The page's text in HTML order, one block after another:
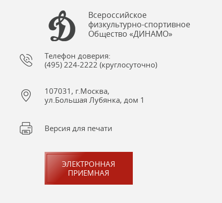
Всероссийское
физкультурно-спортивное
Общество «ДИНАМО»
Телефон доверия:
(495) 224-2222 (круглосуточно)
107031, г.Москва,
ул.Большая Лубянка, дом 1
Версия для печати
ЭЛЕКТРОННАЯ
ПРИЕМНАЯ